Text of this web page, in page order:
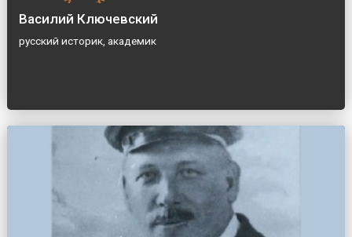
Василий Ключевский
русский историк, академик